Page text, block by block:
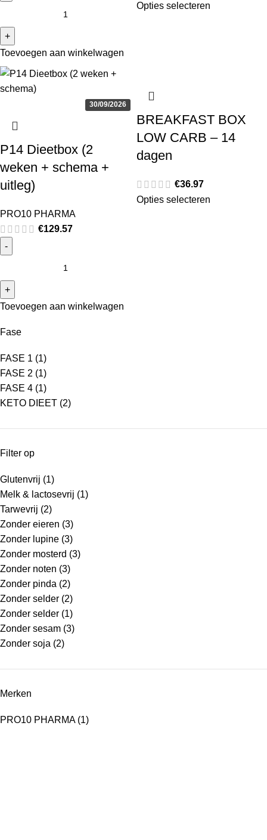
Fase
FASE 1 (1)
FASE 2 (1)
FASE 4 (1)
KETO DIEET (2)
Filter op
Glutenvrij (1)
Melk & lactosevrij (1)
Tarwevrij (2)
Zonder eieren (3)
Zonder lupine (3)
Zonder mosterd (3)
Zonder noten (3)
Zonder pinda (2)
Zonder selder (2)
Zonder selder (1)
Zonder sesam (3)
Zonder soja (2)
Merken
PRO10 PHARMA (1)
Toevoegen aan winkelwagen
Opties selecteren
30/09/2026
P14 Dieetbox (2
weken + schema +
uitleg)
PRO10 PHARMA
€129.57
Toevoegen aan winkelwagen
BREAKFAST BOX
LOW CARB – 14
dagen
€36.97
Opties selecteren